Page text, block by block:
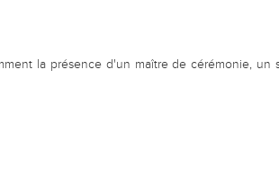
la présence d'un maître de cérémonie, un